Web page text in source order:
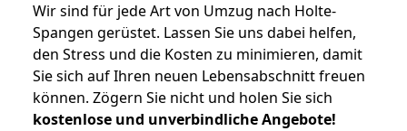
Wir sind für jede Art von Umzug nach Holte-
Spangen gerüstet. Lassen Sie uns dabei helfen,
den Stress und die Kosten zu minimieren, damit
Sie sich auf Ihren neuen Lebensabschnitt freuen
können. Zögern Sie nicht und holen Sie sich
kostenlose und unverbindliche Angebote!